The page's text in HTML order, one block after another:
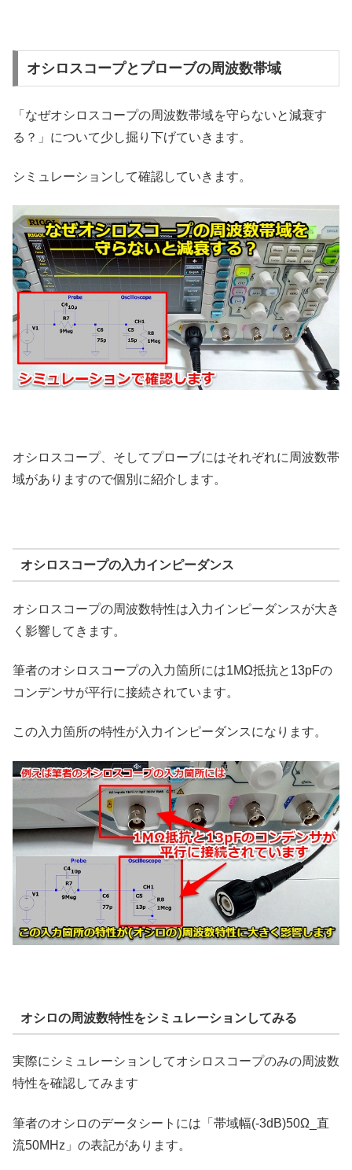
オシロスコープとプローブの周波数帯域
「なぜオシロスコープの周波数帯域を守らないと減衰す
る？」について少し掘り下げていきます。
シミュレーションして確認していきます。
オシロスコープ、そしてプローブにはそれぞれに周波数帯
域がありますので個別に紹介します。
オシロスコープの入力インピーダンス
オシロスコープの周波数特性は入力インピーダンスが大き
く影響してきます。
筆者のオシロスコープの入力箇所には1MΩ抵抗と13pFの
コンデンサが平行に接続されています。
この入力箇所の特性が入力インピーダンスになります。
オシロの周波数特性をシミュレーションしてみる
実際にシミュレーションしてオシロスコープのみの周波数
特性を確認してみます
筆者のオシロのデータシートには「帯域幅(-3dB)50Ω_直
流50MHz」の表記があります。